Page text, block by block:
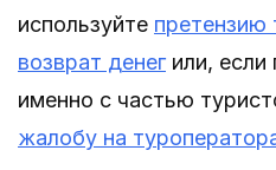
используйте претензию
возврат денег или, если
именно с частью
жалобу на